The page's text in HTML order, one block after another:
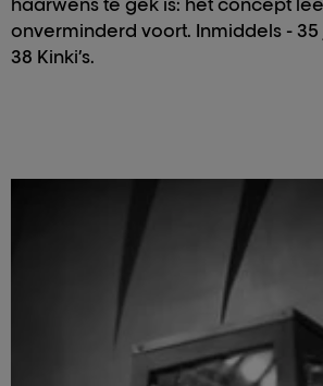
haarwens te gek is: het concept
onverminderd voort. Inmiddels -
38 Kinki’s.